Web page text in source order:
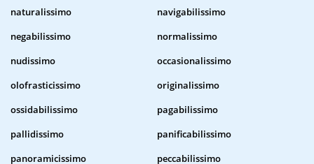
naturalissimo
navigabilissimo
negabilissimo
normalissimo
nudissimo
occasionalissimo
olofrasticissimo
originalissimo
ossidabilissimo
pagabilissimo
pallidissimo
panificabilissimo
panoramicissimo
peccabilissimo